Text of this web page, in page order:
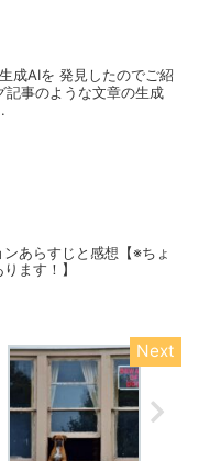
成AIを 発見したのでご紹
事のような文章の生成
あらすじと感想【※ちょ
ます！】